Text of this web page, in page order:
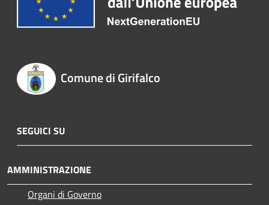
Comune di Girifalco
SEGUICI SU
AMMINISTRAZIONE
Organi di Governo